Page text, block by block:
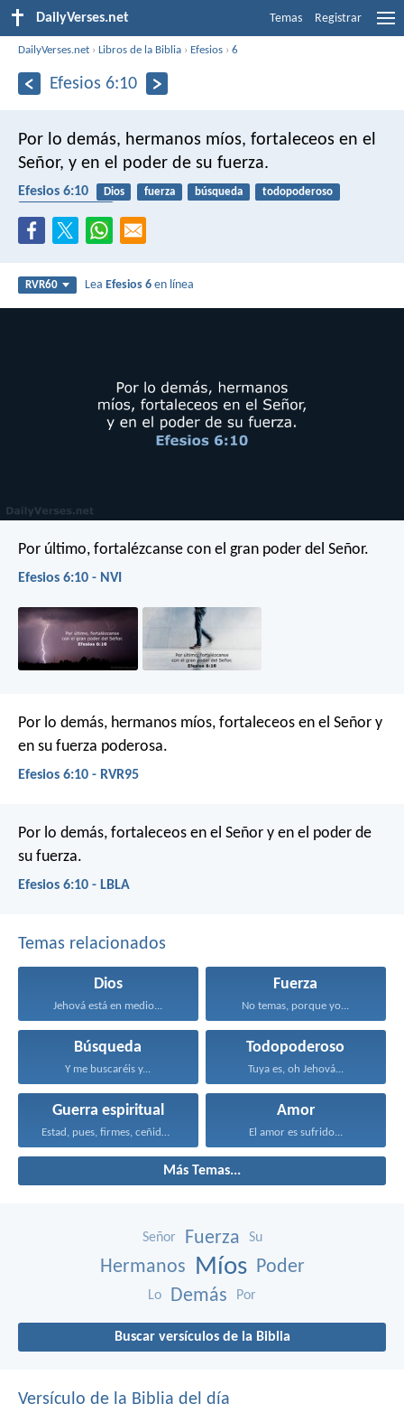
DailyVerses.net Temas Registrar
DailyVerses.net ›Libros de la Biblia › Efesios ›6
Efesios 6:10
Por lo demás, hermanos míos, fortaleceos en el
Señor, y en el poder de su fuerza.
Efesios 6:10 Dios fuerza búsqueda
todopoderoso
RVR60 LeaEfesios 6 en línea
Por último, fortalézcanse con el gran poder del Señor.
Efesios 6:10 - NVI
Por lo demás, hermanos míos, fortaleceos en el Señor y
en su fuerza poderosa.
Efesios 6:10 - RVR95
Por lo demás, fortaleceos en el Señor y en el poder de
su fuerza.
Efesios 6:10 - LBLA
Temas relacionados
Dios
Jehová está en medio...
Fuerza
No temas, porque yo...
Búsqueda
Y me buscaréis y...
Todopoderoso
Tuya es, oh Jehová...
Guerra espiritual
Estad, pues, firmes, ceñidos...
Amor
El amor es sufrido...
Más Temas...
Señor Fuerza Su
Hermanos Míos Poder
Lo Demás Por
Buscar versículos de la Biblia
Versículo de la Biblia del día